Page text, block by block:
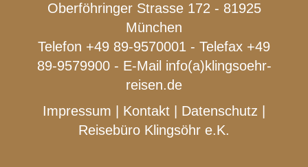
Oberföhringer Strasse 172 - 81925
München
Telefon +49 89-9570001 - Telefax +49
89-9579900 - E-Mail info(a)klingsoehr-
reisen.de
Impressum
Kontakt Datenschutz
Reisebüro Klingsöhr e.K.